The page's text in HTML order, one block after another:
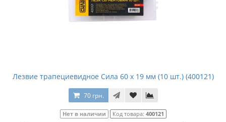
Лезвие трапециевидное Сила 60 x 19 мм (10 шт.) (400121)
70 грн.
Нет в наличии Код товара: 400121